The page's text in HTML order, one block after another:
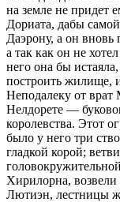
на земле не придет
Дориата, дабы
Даэрону, а он вновь
а так как он не
него она бы
построить жилище,
Неподалеку от врат
Нелдорете —
королевства. Этот
было у него три
гладкой корой;
Хирилорна,
Лютиэн, лестницы